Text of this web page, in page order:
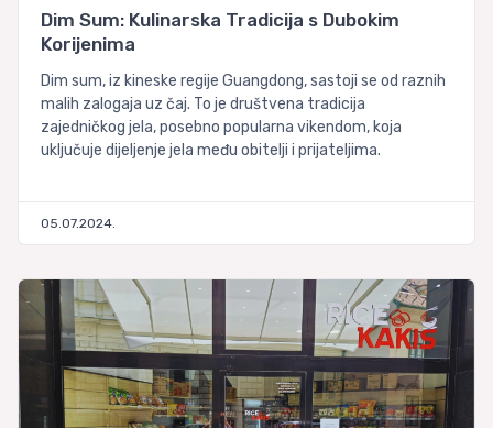
Dim Sum: Kulinarska Tradicija s Dubokim
Korijenima
Dim sum, iz kineske regije Guangdong, sastoji se od raznih
malih zalogaja uz čaj. To je društvena tradicija
zajedničkog jela, posebno popularna vikendom, koja
uključuje dijeljenje jela među obitelji i prijateljima.
05.07.2024.